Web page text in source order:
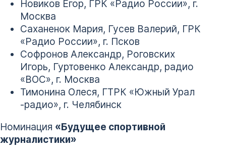
Новиков Егор, ГРК «Радио России», г.
Москва
Саханенок Мария, Гусев Валерий, ГРК
«Радио России», г. Псков
Софронов Александр, Роговских
Игорь, Гуртовенко Александр, радио
«ВОС», г. Москва
Тимонина Олеся, ГТРК «Южный Урал
-радио», г. Челябинск
Номинация «Будущее спортивной
журналистики»